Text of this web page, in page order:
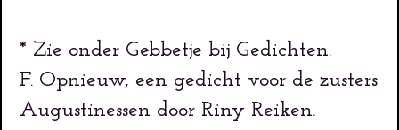
* Zie onder Gebbetje bij Gedichten:
F. Opnieuw, een gedicht voor de zusters
Augustinessen door Riny Reiken.